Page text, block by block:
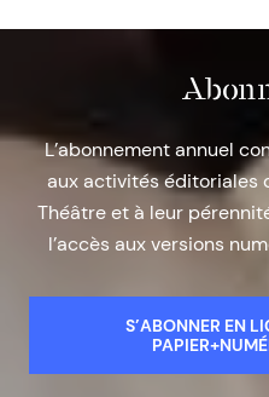
L’abonnement annuel
aux activités éditoriales
Théâtre et à leur
l’accès aux versions
S’ABONNER EN